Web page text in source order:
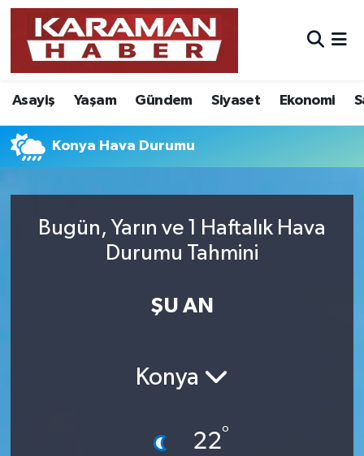
Asayiş Yaşam Gündem Siyaset Ekonomi
Konya Hava Durumu
Bugün, Yarın ve 1 Haftalık Hava
Durumu Tahmini
ŞU AN
Konya
22°
Asayiş
Bilim - Teknoloji
Eğitim
Foto Galeri
Nöbetçi Eczaneler
Hava Durumu
Karaman Namaz Vakitleri
Süper Lig Puan Durumu ve Fikstür
Son Dakika Haberleri